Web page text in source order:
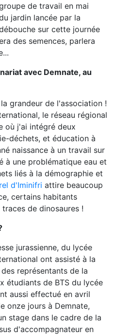
de travail en mai
jardin lancée par la
sur cette journée
des semences, parlera
avec Demnate, au
grandeur de l'association !
le réseau régional
où j'ai intégré deux
déchets, et éducation à
naissance à un travail sur
à une problématique eau et
liés à la démographie et
d'Iminifri attire beaucoup
certains habitants
de dinosaures !
jurassienne, du lycée
ont assisté à la
représentants de la
étudiants de BTS du lycée
aussi effectué en avril
onze jours à Demnate,
stage dans le cadre de la
d'accompagnateur en